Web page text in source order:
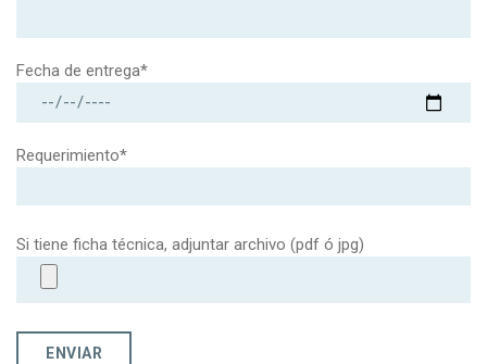
Fecha de entrega*
Requerimiento*
Si tiene ficha técnica, adjuntar archivo (pdf ó jpg)